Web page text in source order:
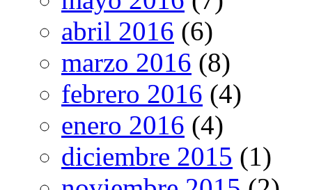
abril 2016 (6)
marzo 2016 (8)
febrero 2016 (4)
enero 2016 (4)
diciembre 2015 (1)